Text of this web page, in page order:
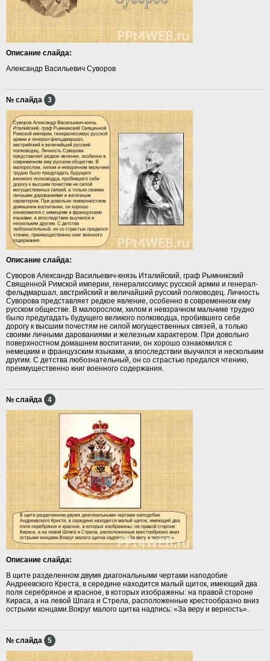
Описание слайда:
Александр Васильевич Суворов
№ слайда 3
Описание слайда:
Суворов Александр Васильевич-князь Италийский, граф Рымникский
Священной Римской империи, генералиссимус русской армии и генерал-
фельдмаршал, австрийский и величайший русский полководец. Личность
Суворова представляет редкое явление, особенно в современном ему
русском обществе. В малорослом, хилом и невзрачном мальчике трудно
было предугадать будущего великого полководца, пробившего себе
дорогу к высшим почестям не силой могущественных связей, а только
своими личными дарованиями и железным характером. При довольно
поверхностном домашнем воспитании, он хорошо ознакомился с
немецким и французским языками, а впоследствии выучился и нескольким
другим. С детства любознательный, он со страстью предался чтению,
преимущественно книг военного содержания.
№ слайда 4
Описание слайда:
В щите разделенном двумя диагональными чертами наподобие
Андреевского Креста, в середине находится малый щиток, имеющий два
поля серебряное и красное, в которых изображены: на правой стороне
Кираса, а на левой Шпага и Стрела, расположенные крестообразно вниз
острыми концами.Вокруг малого щитка надпись: «За веру и верность».
№ слайда 5